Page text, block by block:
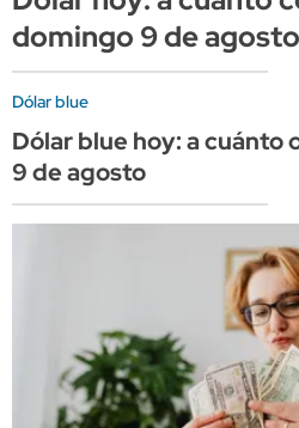
domingo 9 de agosto
Dólar blue
Dólar blue hoy: a cuánto
9 de agosto